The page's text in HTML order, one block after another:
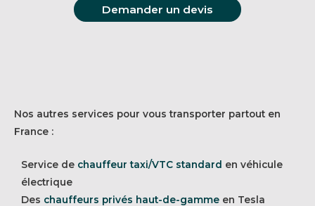
Demander un devis
Nos autres services pour vous transporter partout en
France :
Service de chauffeur taxi/VTC standard en véhicule
électrique
Des chauffeurs privés haut-de-gamme en Tesla